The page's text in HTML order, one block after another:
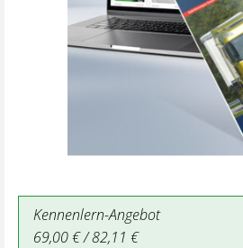
Kennenlern-Angebot
69,00 € / 82,11 €